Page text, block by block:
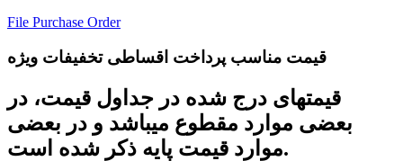
File Purchase Order
قیمت مناسب پرداخت اقساطیتخفیفات ویژه
قیمتهای درج شده در جداول قیمت، در
بعضی موارد مقطوع میباشد و در بعضی
موارد قیمت پایه ذکر شده است.